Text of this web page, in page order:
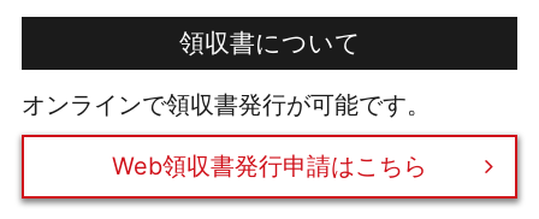
領収書について
オンラインで領収書発行が可能です。
Web領収書発行申請はこちら